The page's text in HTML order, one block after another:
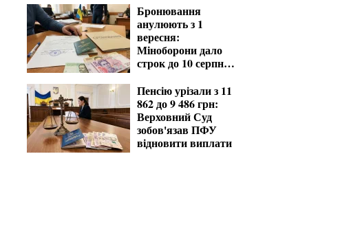
Бронювання
анулюють з 1
вересня:
Міноборони дало
строк до 10 серпня
підприємств
Пенсію урізали з 11
862 до 9 486 грн:
Верховний Суд
зобов'язав ПФУ
відновити виплати